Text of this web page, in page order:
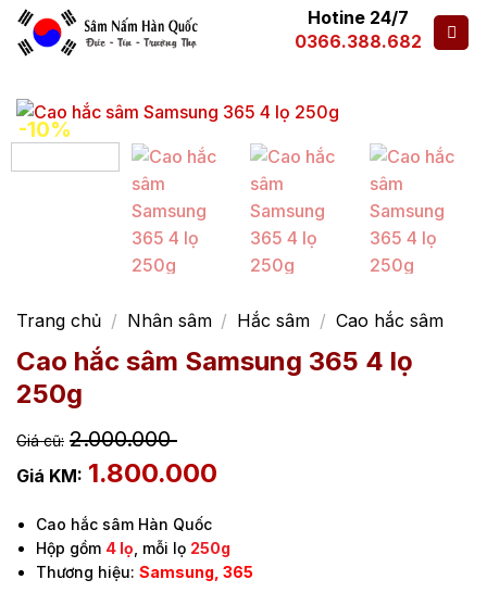
Hotine 24/7
0366.388.682
-10%
Trang chủ / Nhân sâm / Hắc sâm / Cao hắc sâm
Cao hắc sâm Samsung 365 4 lọ
250g
2.000.000
1.800.000
Cao hắc sâm Hàn Quốc
Hộp gồm 4 lọ , mỗi lọ 250g
Thương hiệu:Samsung, 365